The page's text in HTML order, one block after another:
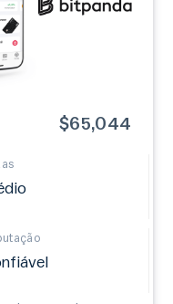
$65,044